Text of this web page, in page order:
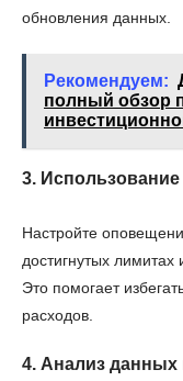
обновления данных.
Рекомендуем:
полный обзор
3.
Настройте
достигнутых
Это помогает
расходов.
4. Анализ данных